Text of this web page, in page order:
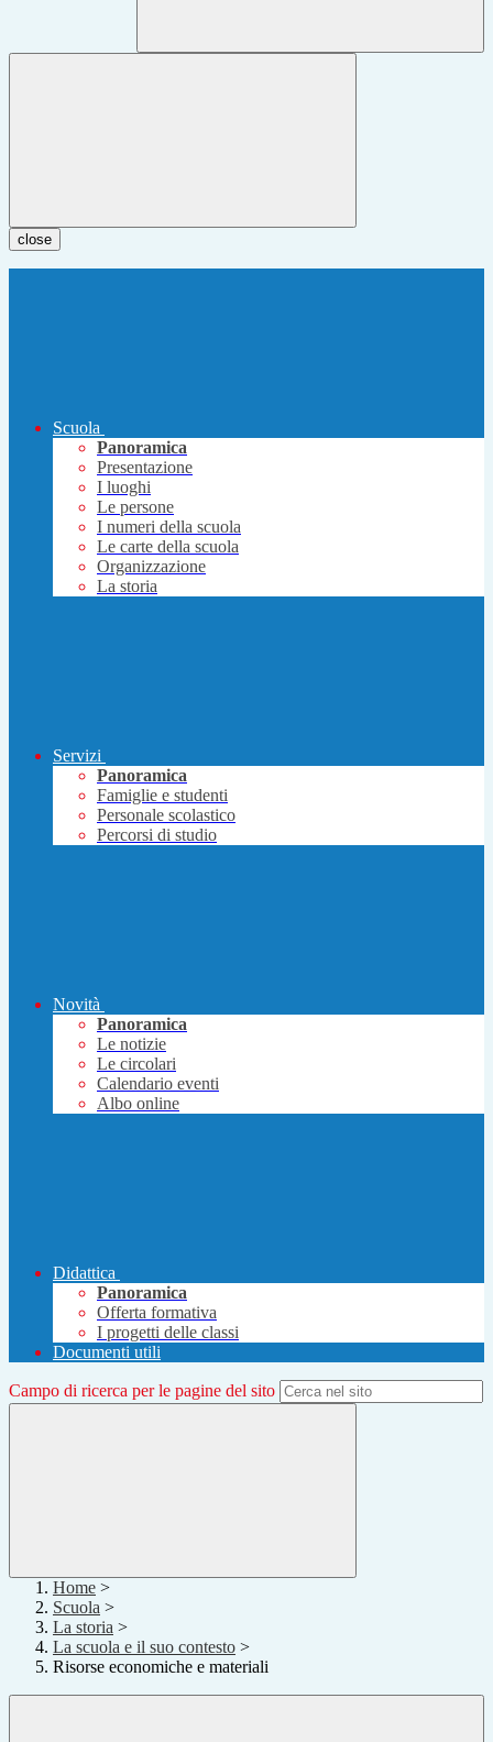
close
Scuola
Panoramica
Presentazione
I luoghi
Le persone
I numeri della scuola
Le carte della scuola
Organizzazione
La storia
Servizi
Panoramica
Famiglie e studenti
Personale scolastico
Percorsi di studio
Novità
Panoramica
Le notizie
Le circolari
Calendario eventi
Albo online
Didattica
Panoramica
Offerta formativa
I progetti delle classi
Documenti utili
Campo di ricerca per le pagine del sito
Home >
Scuola >
La storia >
La scuola e il suo contesto >
Risorse economiche e materiali